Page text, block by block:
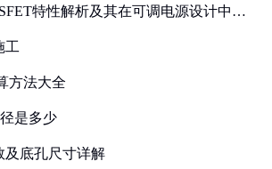
特性解析及其在可调电源设计中的
工
方法大全
是多少
及底孔尺寸详解